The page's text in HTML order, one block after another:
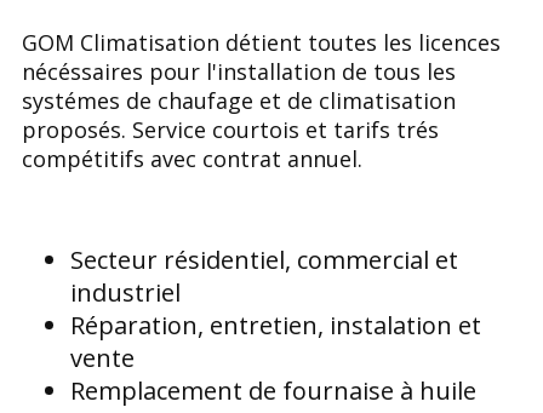
GOM Climatisation détient toutes les licences
nécéssaires pour l'installation de tous les
systémes de chaufage et de climatisation
proposés. Service courtois et tarifs trés
compétitifs avec contrat annuel.
Secteur résidentiel, commercial et
industriel
Réparation, entretien, instalation et
vente
Remplacement de fournaise à huile